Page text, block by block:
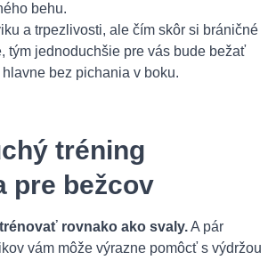
behu.
a trpezlivosti, ale čím skôr si bráničné
tým jednoduchšie pre vás bude bežať
bez pichania v boku.
tréning
pre bežcov
rovnako ako svaly.A pár
vám môže výrazne pomôcť s výdržou